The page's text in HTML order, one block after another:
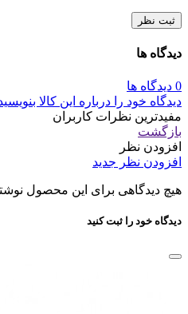
ثبت نظر
دیدگاه ها
0 دیدگاه ها
دیدگاه خود را درباره این کالا
مفیدترین نظرات کاربران
بازگشت
افزودن نظر
افزودن نظر جدید
هیچ دیدگاهی برای این محصول
دیدگاه خود را ثبت کنید